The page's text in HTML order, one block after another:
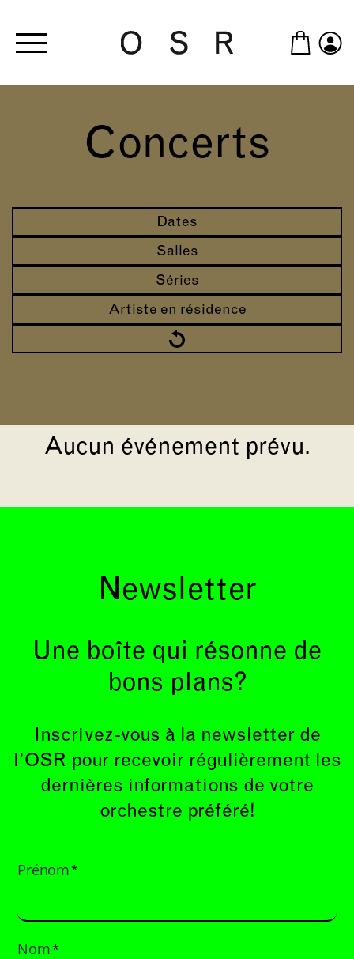
Concerts
Dates
Salles
Séries
Artiste en résidence
Aucun événement prévu.
Newsletter
Une boîte qui résonne de
bons plans?
Inscrivez-vous à la newsletter de
l’OSR pour recevoir régulièrement les
dernières informations de votre
orchestre préféré!
Prénom*
Nom*